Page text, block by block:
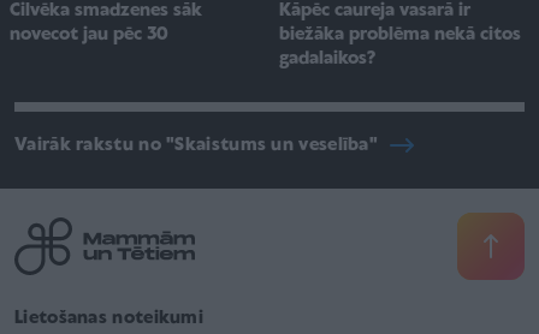
Cilvēka smadzenes sāk
novecot jau pēc 30
Kāpēc caureja vasarā ir
biežāka problēma nekā citos
gadalaikos?
Vairāk rakstu no "Skaistums un veselība"
Lietošanas noteikumi